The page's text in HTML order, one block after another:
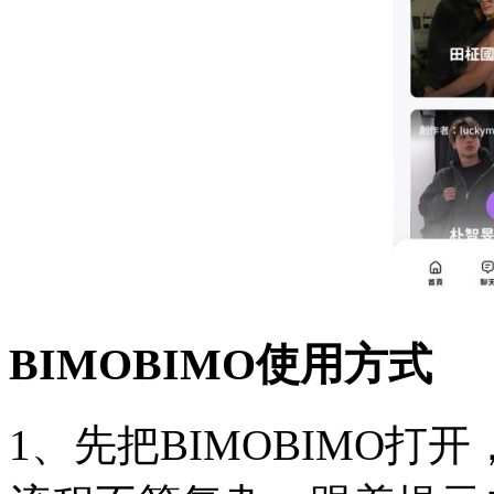
BIMOBIMO使用方式
1、先把BIMOBIMO打开